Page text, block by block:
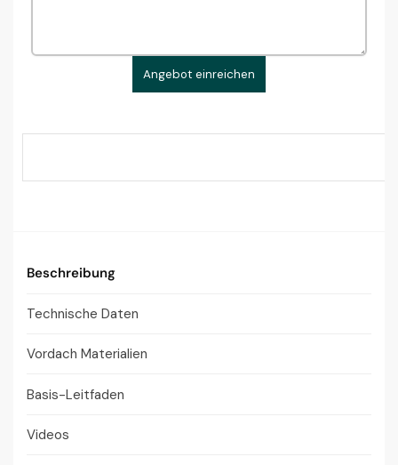
Angebot einreichen
Beschreibung
Technische Daten
Vordach Materialien
Basis-Leitfaden
Videos